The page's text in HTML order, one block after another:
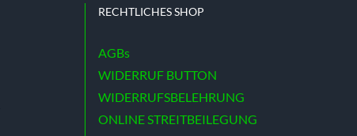
RECHTLICHES SHOP
AGBs
WIDERRUF BUTTON
WIDERRUFSBELEHRUNG
ONLINE STREITBEILEGUNG